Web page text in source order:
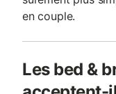
en couple.
Les bed &